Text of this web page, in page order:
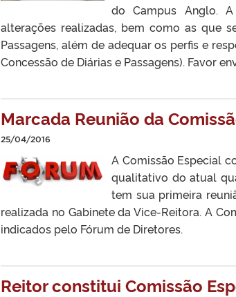
do Campus Anglo.
alterações realizadas, bem como as que
Passagens, além de adequar os perfis e
Concessão de Diárias e Passagens). Favor
Marcada Reunião da
25/04/2016
A Comissão Especial
qualitativo do atual
tem sua primeira
realizada no Gabinete da Vice-Reitora. A
indicados pelo Fórum de Diretores.
Reitor constitui Comissão